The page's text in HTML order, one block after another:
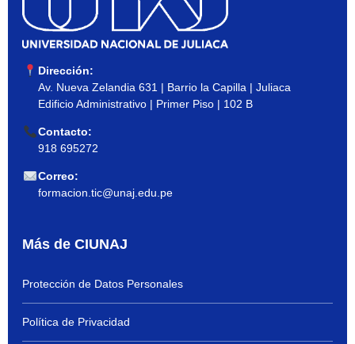
Dirección:
Av. Nueva Zelandia 631 | Barrio la Capilla | Juliaca
Edificio Administrativo | Primer Piso | 102 B
Contacto:
918 695272
Correo:
formacion.tic@unaj.edu.pe
Más de CIUNAJ
Protección de Datos Personales
Política de Privacidad